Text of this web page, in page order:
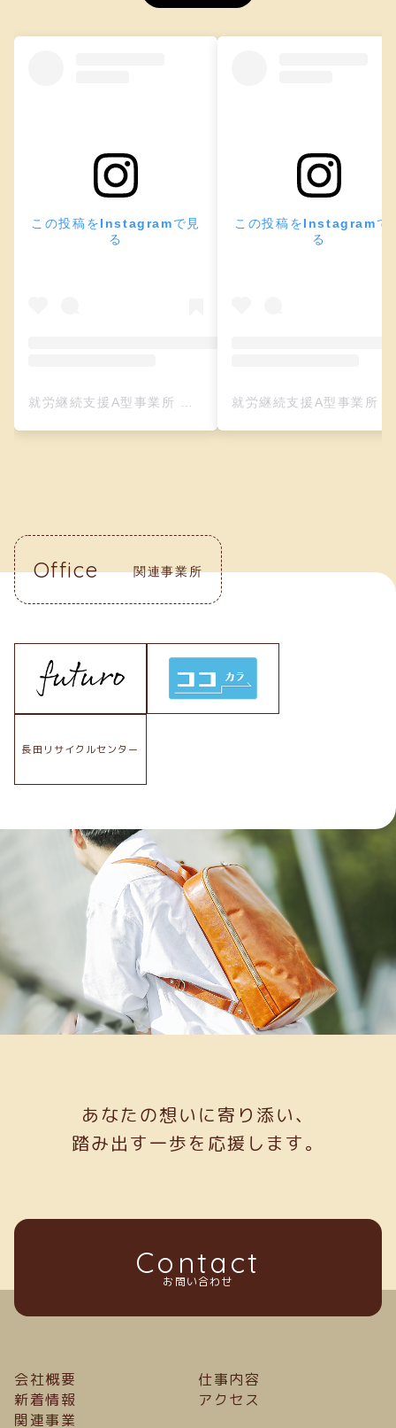
この投稿をInstagramで見
る
この投稿をInstagramで
る
Office 関連事業所
長田リサイクルセンター
あなたの想いに寄り添い、
踏み出す一歩を応援します。
Contact
お問い合わせ
会社概要
仕事内容
新着情報
アクセス
関連事業